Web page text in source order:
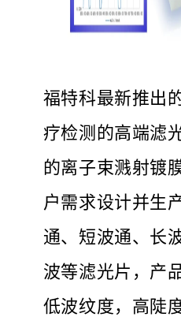
福特科最新推出
疗检测的高端滤
的离子束溅射镀
户需求设计并生
通、短波通、长
波等滤光片，产
低波纹度，高陡